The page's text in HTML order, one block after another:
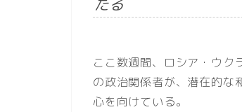
たる
ここ数週間、ロシア・ウク
の政治関係者が、潜在的な
心を向けている。